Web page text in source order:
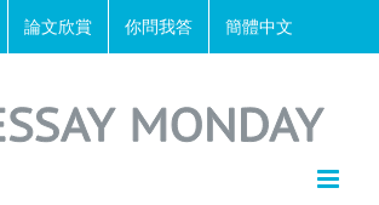
論文欣賞 你問我答 簡體中文